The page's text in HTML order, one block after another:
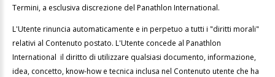
Termini, a esclusiva discrezione del Panathlon International.
L'Utente rinuncia automaticamente e in perpetuo a tutti i "diritti morali"
relativi al Contenuto postato. L'Utente concede al Panathlon
International il diritto di utilizzare qualsiasi documento, informazione,
idea, concetto, know-how e tecnica inclusa nel Contenuto utente che ha